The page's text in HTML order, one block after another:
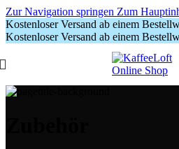
Zur Navigation springen Zum
Kostenloser Versand ab einem
Kostenloser Versand ab einem